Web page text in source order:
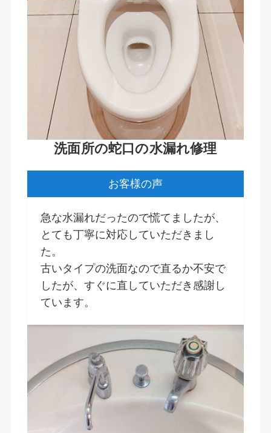
洗面所の蛇口の水漏れ修理
お客様の声
急な水漏れだったので慌てましたが、
とても丁寧に対応していただきまし
た。
古いタイプの洗面なので直るか不安で
したが、すぐに直していただき感謝し
ています。